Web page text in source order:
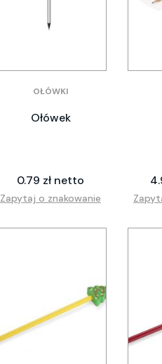
OŁÓWKI
Ołówek
0.79 zł netto
Zapytaj o znakowanie